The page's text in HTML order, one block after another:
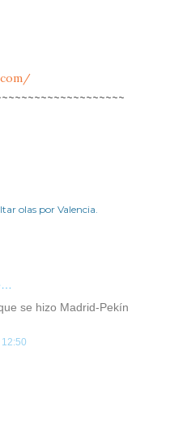
olas por Valencia.
se hizo Madrid-Pekín